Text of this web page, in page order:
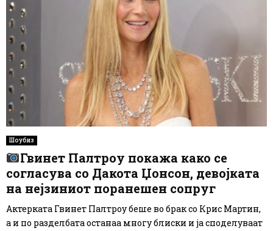
Шоубиз
Гвинет Палтроу покажа како се
согласува со Дакота Џонсон, девојката
на нејзиниот поранешен сопруг
Актерката Гвинет Палтроу беше во брак со Крис Мартин,
а и по разделбата останаа многу блиски и ја споделуваат